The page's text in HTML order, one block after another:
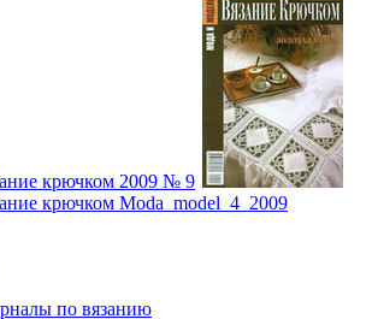
крючком 2009 № 9
крючком Moda_model_4_2009
по вязанию